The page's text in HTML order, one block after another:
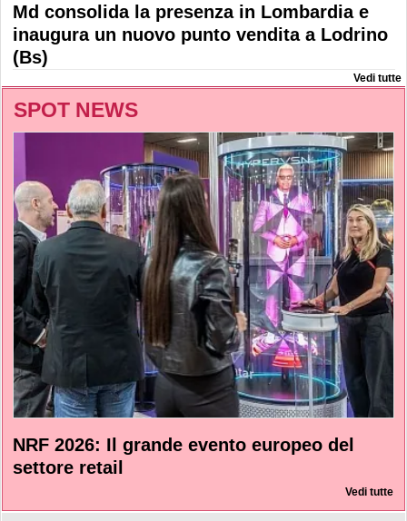
Md consolida la presenza in Lombardia e
inaugura un nuovo punto vendita a Lodrino
(Bs)
Vedi tutte
SPOT NEWS
NRF 2026: Il grande evento europeo del
settore retail
Vedi tutte